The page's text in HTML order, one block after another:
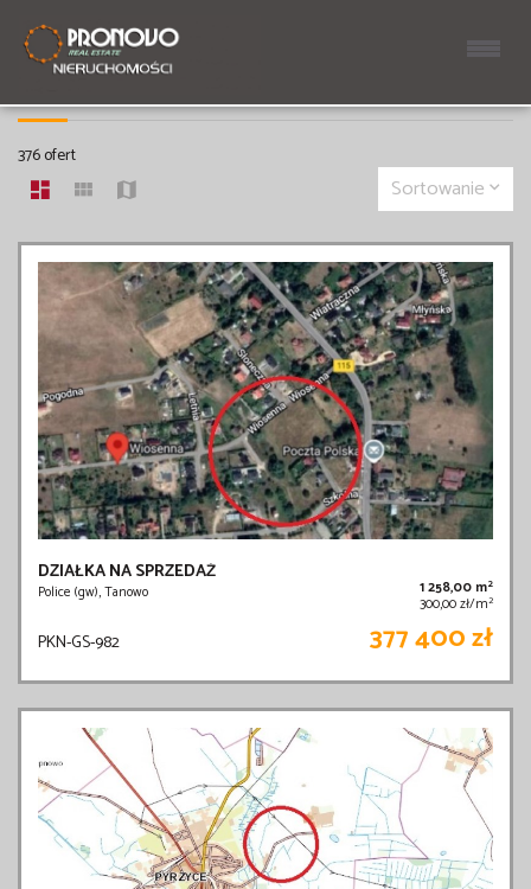
DZIAŁKI
376 ofert
Sortowanie
DZIAŁKA NA SPRZEDAŻ
Police (gw), Tanowo 1 258,00 m2
300,00 zł/m2
PKN-GS-982 377 400 zł